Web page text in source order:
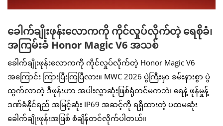
ခေါက်ချိုးဖုန်းလောကကို ကိုင်လှုပ်လိုက်တဲ့ ရေစိုခံ၊
အကြမ်းခံ Honor Magic V6 အသစ်
ခေါက်ချိုးဖုန်းလောကကို ကိုင်လှုပ်လိုက်တဲ့ Honor Magic V6
အကြောင်း ကြားပြီးကြပြီလား။ MWC 2026 ပွဲကြီးမှာ ခမ်းနားစွာ ပွဲ
ထွက်လာတဲ့ ဒီဖုန်းဟာ အပါးလွှာဆုံးဖြစ်ရုံတင်မကဘဲ၊ ရေနဲ့ ဖုန်မှုန့်
ဒဏ်ခံနိုင်ရည် အမြင့်ဆုံး IP69 အဆင့်ကို ရရှိထားတဲ့ ပထမဆုံး
ခေါက်ချိုးဖုန်းအဖြစ် စံချိန်တင်လိုက်ပါတယ်။